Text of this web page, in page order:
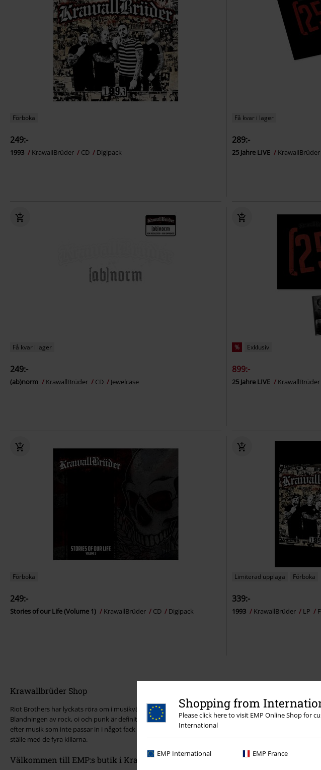
Shopping from
Please click here to visit EMP Online Shop for
International
EMP International EMP France
Förboka
249:-
1993 KrawallBrüder CD Digipack
Få kvar i lager
289:-
25 Jahre LIVE KrawallBrüder
Få kvar i lager
249:-
(ab)norm KrawallBrüder CD Jewelcase
% Exklusiv
899:-
25 Jahre LIVE KrawallBrüder
Förboka
249:-
Stories of our Life (Volume 1) KrawallBrüder CD Digipack
Limiterad upplaga Förboka
339:-
1993 KrawallBrüder LP
Krawallbrüder Shop
Riot Brothers har lyckats röra om i musikvärlden sedan 1990-talet. Följaktligen står bandnamnet för sig
Blandningen av rock, oi och punk är definitivt inte bara populär i hennes hemland, Saarland. Om du letar
efter musik som inte passar in i något fack – och inte verkar sträva efter just det – har du kommit till rätt
ställe med de fyra killarna.
Välkommen till EMP:s butik i Krawallbrüder